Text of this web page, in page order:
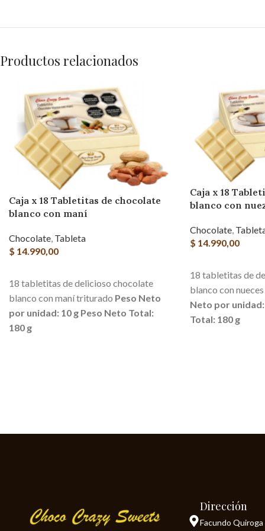
Productos relacionados
Caja x 18 Tabletitas de chocolate
blanco con maní
Chocolate Tableta
$ 14.990,00
18 tabletitas de delicioso chocolate
blanco con maní triturado Peso Neto
por unidad: 10 g Peso Neto Total:
180 g
Caja x 18
blanco con
Chocolate,
$ 14.990,00
18 tabletitas de
blanco con
Neto por unidad:
Total: 180 g
Dirección
Facundo Quiroga